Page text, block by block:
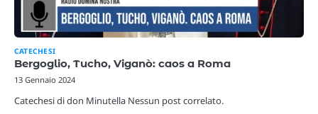
CATECHESI
Bergoglio, Tucho, Viganò: caos a Roma
13 Gennaio 2024
Catechesi di don Minutella Nessun post correlato.